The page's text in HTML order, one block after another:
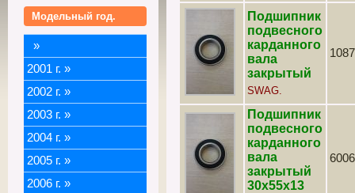
Модельный год.
»
2001 г. »
2002 г. »
2003 г. »
2004 г. »
2005 г. »
2006 г. »
Подшипник
подвесного
карданного
вала
закрытый
SWAG.
Подшипник
подвесного
карданного
вала
закрытый
30х55х13